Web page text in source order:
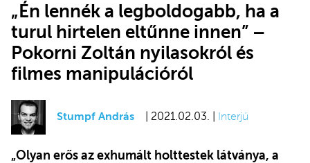
„Én lennék a legboldogabb, ha a
turul hirtelen eltűnne innen” –
Pokorni Zoltán nyilasokról és
filmes manipulációról
Stumpf András | 2021.02.03. | Interjú
„Olyan erős az exhumált holttestek látványa, a